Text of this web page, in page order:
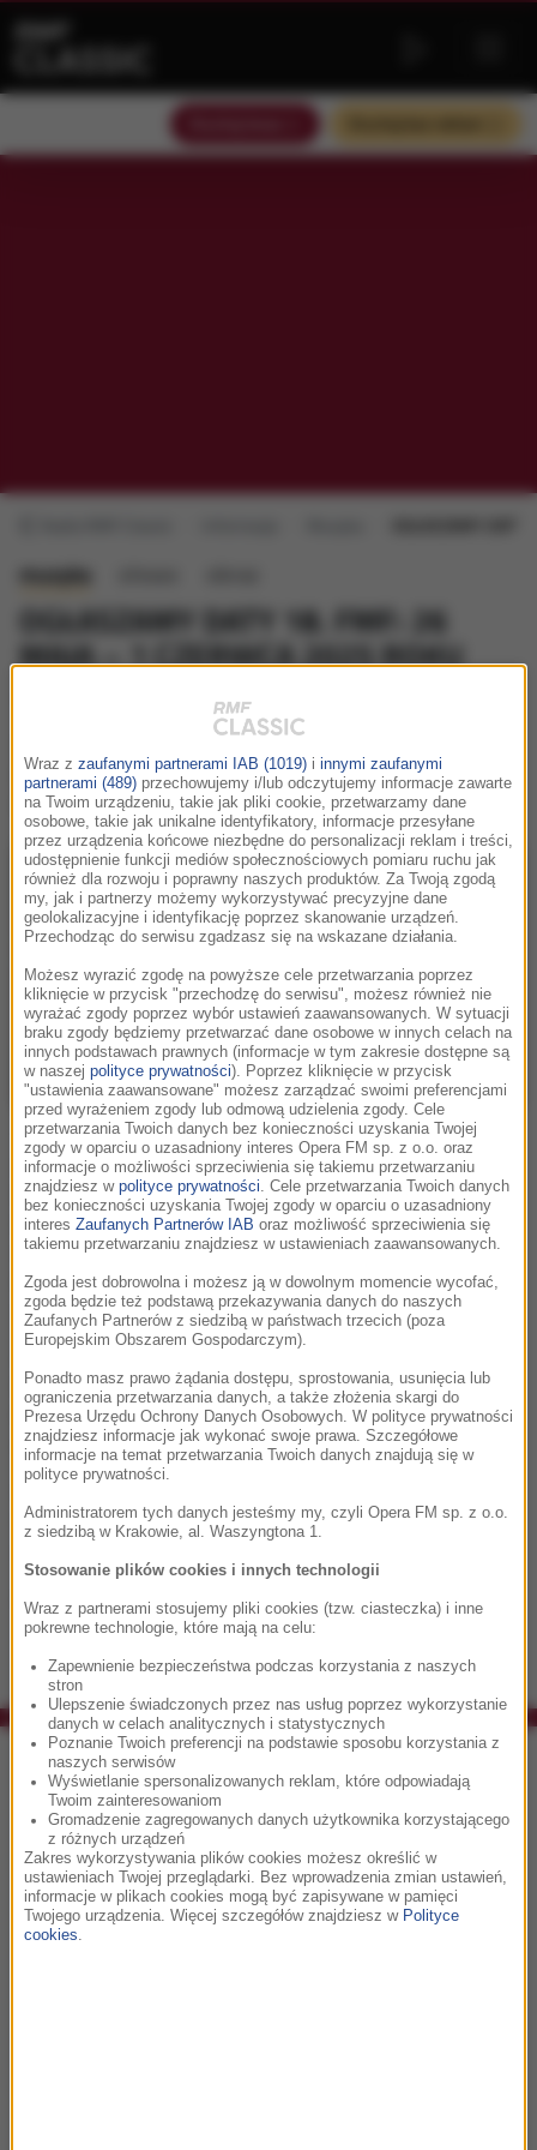
muzyka
OGŁASZAMY DATY 18. FMF: 26
MAJA – 1 CZERWCA 2025 ROKU
czwartek, 13 lutego 2025 (10:00)
Zapiszcie sobie w kalendarzach – widzimy się już pod
koniec maja na 18. Festiwalu Muzyki Filmowej w
Krakowie!
Tradycyjnie zaczniemy od warsztatów kompozytorskich w
Lusławicach, które przeznaczone są dla uczestników
konkursu FMF Young Talent Award. Następnie wrócimy do
Krakowa, by między innymi posłuchać selekcji najlepszych
ścieżek dźwiękowych ostatnich lat i wziąć udział w wielkim
koncercie symultanicznym. Nie zabraknie też propozycji dla
najmłodszych odbiorców z okazji Dnia Dziecka.
Oprócz tego, jak co roku, odbędzie się Forum Audiowizualne
FMF – cykl spotkań z ekspertami z branży muzycznej i
filmowej. Zorganizujemy też Miasteczko Festiwalowe FMF z
ofertą aktywności dla całej rodziny.
Więcej szczegółów programowych będziemy mogli zdradzić
Wam już niedługo :) Prosimy o jeszcze chwilę cierpliwości i
zachęcamy do obserwowania naszych social mediów :)
Do zobaczenia!
Co było grane w RMF Classic?
05:51
Franz Joseph Haydn
Symfonia nr 101 D-dur Zegarowa (2)
Wraz z zaufanymi partnerami IAB (1019) i innymi zaufanymi
partnerami (489) przechowujemy i/lub odczytujemy informacje zawarte
na Twoim urządzeniu, takie jak pliki cookie, przetwarzamy dane
osobowe, takie jak unikalne identyfikatory, informacje przesyłane
przez urządzenia końcowe niezbędne do personalizacji reklam i treści,
udostępnienie funkcji mediów społecznościowych pomiaru ruchu jak
również dla rozwoju i poprawny naszych produktów. Za Twoją zgodą
my, jak i partnerzy możemy wykorzystywać precyzyjne dane
geolokalizacyjne i identyfikację poprzez skanowanie urządzeń.
Przechodząc do serwisu zgadzasz się na wskazane działania.
Możesz wyrazić zgodę na powyższe cele przetwarzania poprzez
kliknięcie w przycisk "przechodzę do serwisu", możesz również nie
wyrażać zgody poprzez wybór ustawień zaawansowanych. W sytuacji
braku zgody będziemy przetwarzać dane osobowe w innych celach na
innych podstawach prawnych (informacje w tym zakresie dostępne są
w naszej polityce prywatności). Poprzez kliknięcie w przycisk
"ustawienia zaawansowane" możesz zarządzać swoimi preferencjami
przed wyrażeniem zgody lub odmową udzielenia zgody. Cele
przetwarzania Twoich danych bez konieczności uzyskania Twojej
zgody w oparciu o uzasadniony interes Opera FM sp. z o.o. oraz
informacje o możliwości sprzeciwienia się takiemu przetwarzaniu
znajdziesz w polityce prywatności . Cele przetwarzania Twoich danych
bez konieczności uzyskania Twojej zgody w oparciu o uzasadniony
interes Zaufanych Partnerów IAB oraz możliwość sprzeciwienia się
takiemu przetwarzaniu znajdziesz w ustawieniach zaawansowanych.
Zgoda jest dobrowolna i możesz ją w dowolnym momencie wycofać,
zgoda będzie też podstawą przekazywania danych do naszych
Zaufanych Partnerów z siedzibą w państwach trzecich (poza
Europejskim Obszarem Gospodarczym).
Ponadto masz prawo żądania dostępu, sprostowania, usunięcia lub
ograniczenia przetwarzania danych, a także złożenia skargi do
Prezesa Urzędu Ochrony Danych Osobowych. W polityce prywatności
znajdziesz informacje jak wykonać swoje prawa. Szczegółowe
informacje na temat przetwarzania Twoich danych znajdują się w
polityce prywatności.
Administratorem tych danych jesteśmy my, czyli Opera FM sp. z o.o.
z siedzibą w Krakowie, al. Waszyngtona 1.
Stosowanie plików cookies i innych technologii
Wraz z partnerami stosujemy pliki cookies (tzw. ciasteczka) i inne
pokrewne technologie, które mają na celu:
Zapewnienie bezpieczeństwa podczas korzystania z naszych
stron
Ulepszenie świadczonych przez nas usług poprzez wykorzystanie
danych w celach analitycznych i statystycznych
Poznanie Twoich preferencji na podstawie sposobu korzystania z
naszych serwisów
Wyświetlanie spersonalizowanych reklam, które odpowiadają
Twoim zainteresowaniom
Gromadzenie zagregowanych danych użytkownika korzystającego
z różnych urządzeń
Zakres wykorzystywania plików cookies możesz określić w
ustawieniach Twojej przeglądarki. Bez wprowadzenia zmian ustawień,
informacje w plikach cookies mogą być zapisywane w pamięci
Twojego urządzenia. Więcej szczegółów znajdziesz w Polityce
cookies